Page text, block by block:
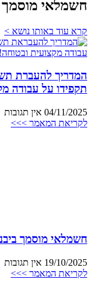
חשמלאי מוסמך
קרא עוד באותו נושא >
המדריך להעברת
תקפידו על עבודה
04/11/2025 אין תגובות
לקריאת המאמר >>>
חשמלאי מוסמך
19/10/2025 אין תגובות
לקריאת המאמר >>>